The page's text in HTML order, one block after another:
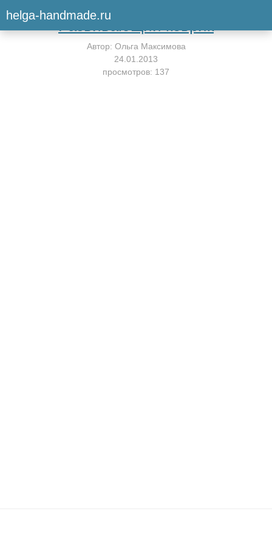
helga-handmade.ruВернуться к мастер-классу
Развивающий коврик
Автор: Ольга Максимова
24.01.2013
просмотров: 137